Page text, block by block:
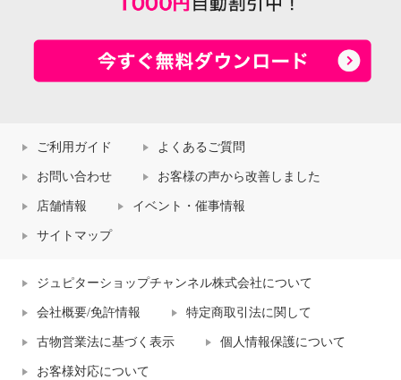
ご利用ガイド よくあるご質問
お問い合わせ お客様の声から改善しました
店舗情報 イベント・催事情報
サイトマップ
ジュピターショップチャンネル株式会社について
会社概要/免許情報 特定商取引法に関して
古物営業法に基づく表示 個人情報保護について
お客様対応について